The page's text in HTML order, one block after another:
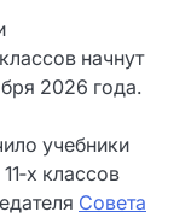
начнут
2026 года.
учебники
классов
Совета